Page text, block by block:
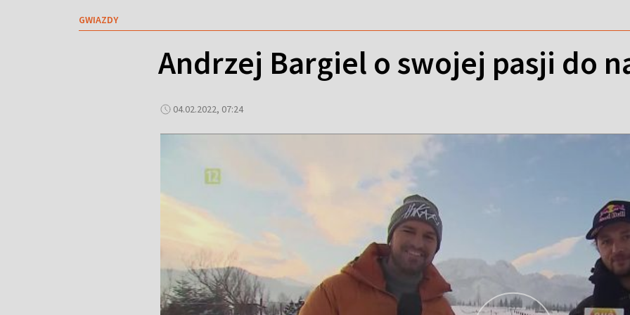
GWIAZDY
Andrzej Bargiel o swojej pasji do
04.02.2022, 07:24